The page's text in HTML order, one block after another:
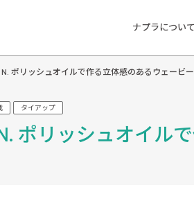
ナプラについて
タイアップ
ポリッシュオイル
N. ポリッシュオイルで作る立体感のあるウェービ